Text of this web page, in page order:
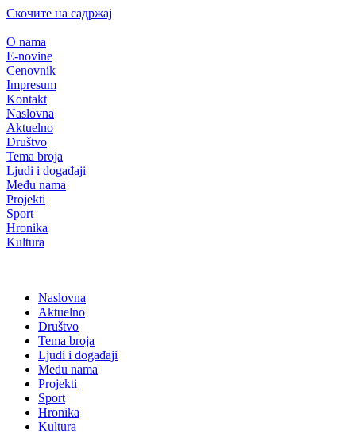
Скочите на садржај
O nama
E-novine
Cenovnik
Impresum
Kontakt
Naslovna
Aktuelno
Društvo
Tema broja
Ljudi i događaji
Među nama
Projekti
Sport
Hronika
Kultura
Naslovna
Aktuelno
Društvo
Tema broja
Ljudi i događaji
Među nama
Projekti
Sport
Hronika
Kultura